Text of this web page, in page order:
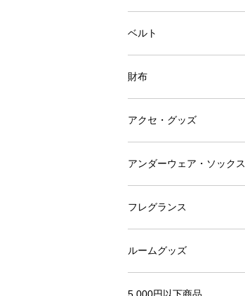
ベルト
財布
アクセ・グッズ
アンダーウェア・ソックス
フレグランス
ルームグッズ